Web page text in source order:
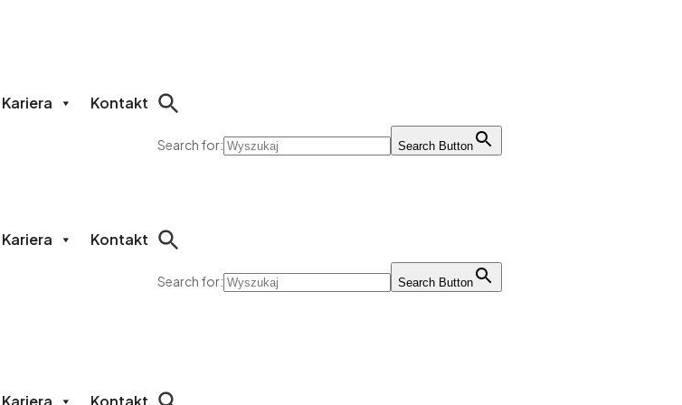
Kariera Kontakt
Search for: Search Button
Kariera Kontakt
Search for: Search Button
Kariera Kontakt